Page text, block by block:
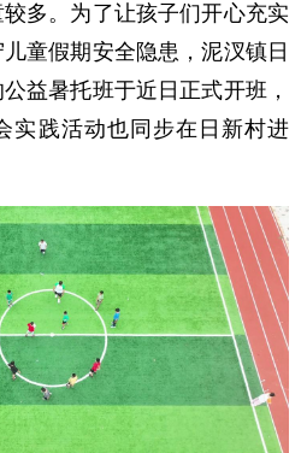
多。为了让孩子们开心充实
童假期安全隐患，泥汊镇日
益暑托班于近日正式开班，
实践活动也同步在日新村进